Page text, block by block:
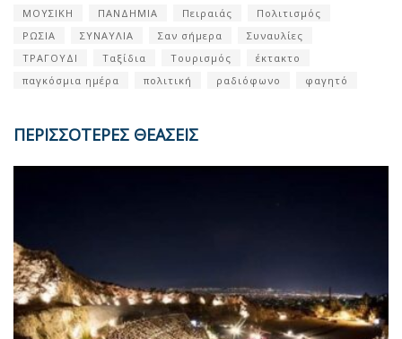
ΜΟΥΣΙΚΗ ΠΑΝΔΗΜΙΑ Πειραιάς
Πολιτισμός
ΡΩΣΙΑ
ΣΥΝΑΥΛΙΑ Σαν σήμερα
Συναυλίες
ΤΡΑΓΟΥΔΙ
Ταξίδια Τουρισμός
έκτακτο
παγκόσμια ημέρα
πολιτική ραδιόφωνο φαγητό
ΠΕΡΙΣΣΟΤΕΡΕΣ ΘΕΑΣΕΙΣ